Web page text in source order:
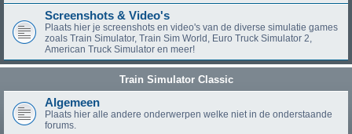
Screenshots & Video's
Plaats hier je screenshots en video's van de diverse simulatie games
zoals Train Simulator, Train Sim World, Euro Truck Simulator 2,
American Truck Simulator en meer!
Train Simulator Classic
Algemeen
Plaats hier alle andere onderwerpen welke niet in de onderstaande
forums.